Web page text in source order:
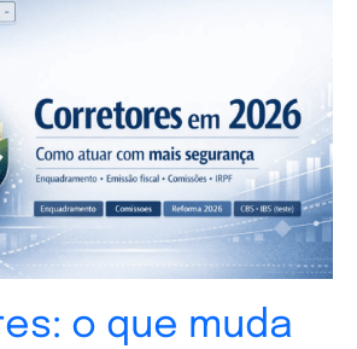
o que muda